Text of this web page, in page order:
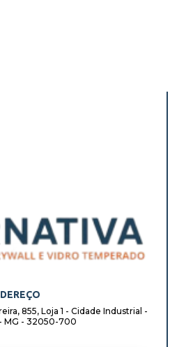
855, Loja 1 - Cidade Industrial -
MG - 32050-700